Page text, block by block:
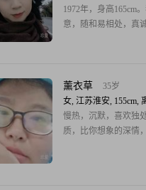
1972年，身高165cm
意，随和易相处，真
人带来温暖和快乐。
品质，追求稳定安逸
幸福感和成就感。时
喜欢通过
薰衣草
35岁
女, 江苏淮安, 155cm,
慢热，沉默，喜欢独
质，比你想象的深情